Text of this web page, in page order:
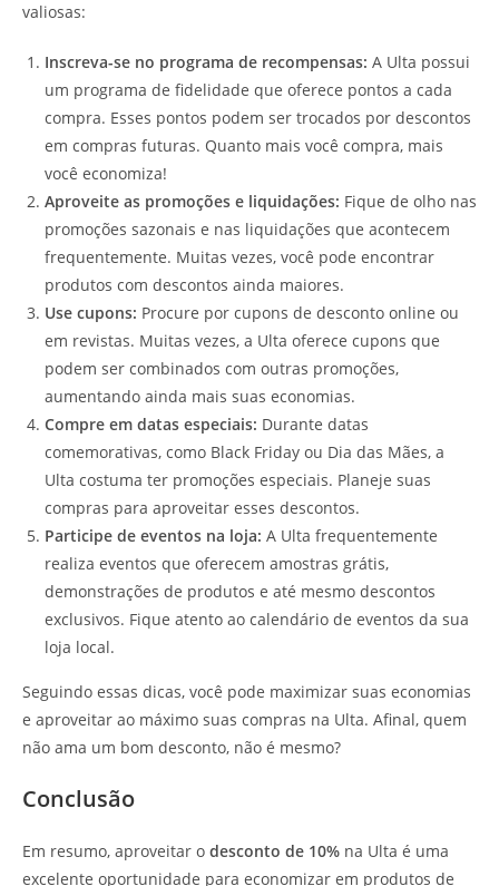
valiosas:
Inscreva-se no programa de recompensas: A Ulta possui
um programa de fidelidade que oferece pontos a cada
compra. Esses pontos podem ser trocados por descontos
em compras futuras. Quanto mais você compra, mais
você economiza!
Aproveite as promoções e liquidações: Fique de olho nas
promoções sazonais e nas liquidações que acontecem
frequentemente. Muitas vezes, você pode encontrar
produtos com descontos ainda maiores.
Use cupons: Procure por cupons de desconto online ou
em revistas. Muitas vezes, a Ulta oferece cupons que
podem ser combinados com outras promoções,
aumentando ainda mais suas economias.
Compre em datas especiais: Durante datas
comemorativas, como Black Friday ou Dia das Mães, a
Ulta costuma ter promoções especiais. Planeje suas
compras para aproveitar esses descontos.
Participe de eventos na loja: A Ulta frequentemente
realiza eventos que oferecem amostras grátis,
demonstrações de produtos e até mesmo descontos
exclusivos. Fique atento ao calendário de eventos da sua
loja local.
Seguindo essas dicas, você pode maximizar suas economias
e aproveitar ao máximo suas compras na Ulta. Afinal, quem
não ama um bom desconto, não é mesmo?
Conclusão
Em resumo, aproveitar o desconto de 10% na Ulta é uma
excelente oportunidade para economizar em produtos de